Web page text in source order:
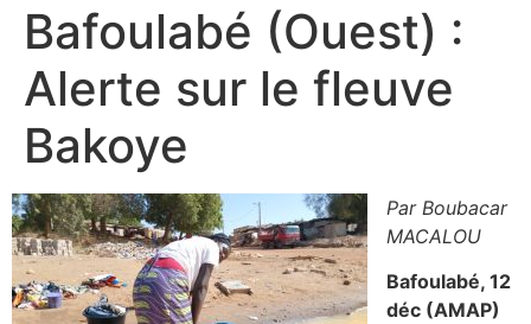
Bafoulabé (Ouest) :
Alerte sur le fleuve
Bakoye
Par Boubacar
MACALOU
Bafoulabé, 12
déc (AMAP)